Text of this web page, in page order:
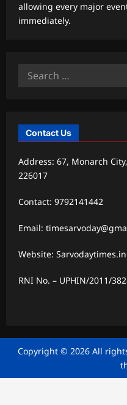
allowing every major
immediately.
Search
Contact Us
Address: 67, Monarch
226017
Contact: 9792141442
Email:
Website: Sarvodaytimes.in
RNI No. – UPHIN/2011/
Copyright © 2026 All